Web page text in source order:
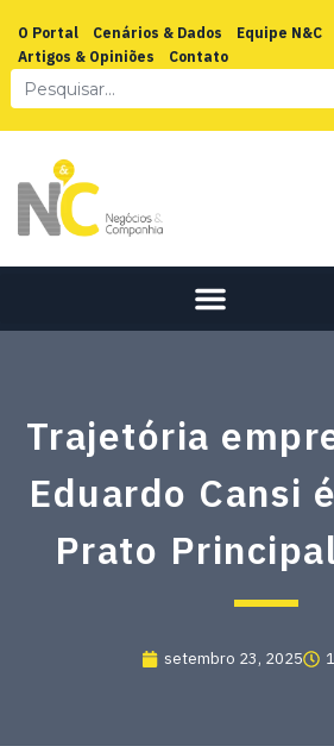
O Portal Cenários & Dados Equipe N&C
Artigos & Opiniões
Contato
Trajetória
Eduardo Cansi
Prato
setembro 23, 2025